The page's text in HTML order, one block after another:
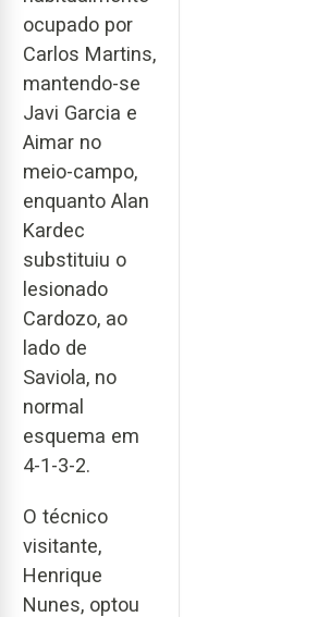
ocupado por
Carlos Martins,
mantendo-se
Javi Garcia e
Aimar no
meio-campo,
enquanto Alan
Kardec
substituiu o
lesionado
Cardozo, ao
lado de
Saviola, no
normal
esquema em
4-1-3-2.
O técnico
visitante,
Henrique
Nunes, optou